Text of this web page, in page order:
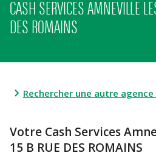
CASH SERVICES AMNEVILLE
DES ROMAINS
Rechercher une autre
Votre Cash Services
15 B RUE DES ROMAINS